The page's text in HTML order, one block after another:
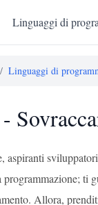
Linguaggi di
/ Linguaggi di
aspiranti
programmazione; ti
Allora,